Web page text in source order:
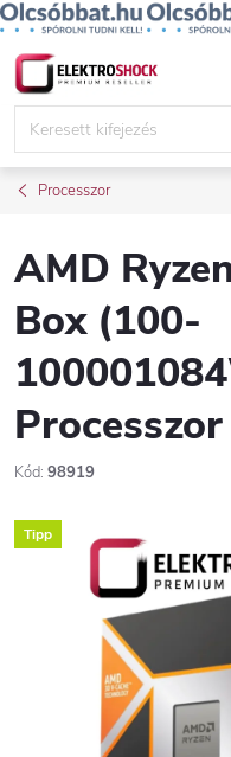
Ugrás
Processzor
AMD
Box (100-
Processzor
Kód: 98919
Tipp